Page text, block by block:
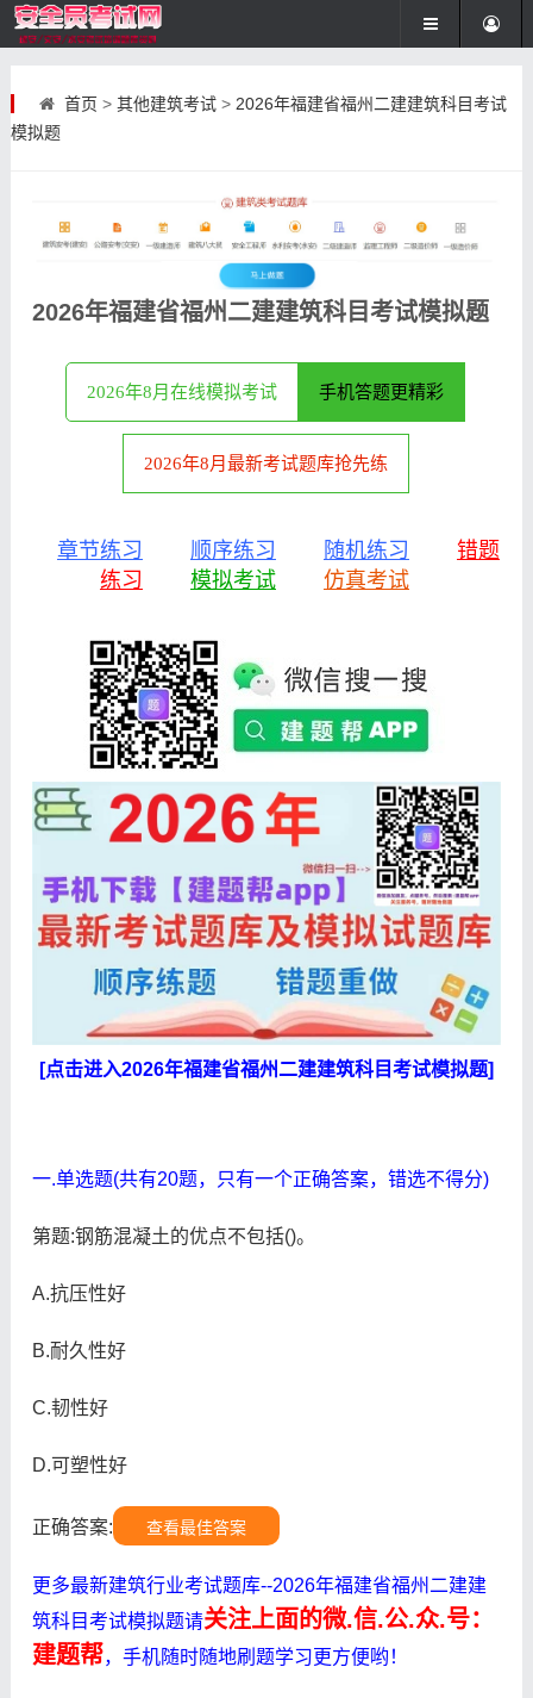
首页 > 其他建筑考试> 2026年福建省福州二建建筑科目考试
模拟题
2026年福建省福州二建建筑科目考试模拟题
2026年8月在线模拟考试 手机答题更精彩
2026年8月最新考试题库抢先练
章节练习 顺序练习 随机练习
错题
练习
模拟考试 仿真考试
[点击进入2026年福建省福州二建建筑科目考试模拟题]
一.单选题(共有20题，只有一个正确答案，错选不得分)
第题:钢筋混凝土的优点不包括()。
A.抗压性好
B.耐久性好
C.韧性好
D.可塑性好
正确答案: 查看最佳答案
更多最新建筑行业考试题库--2026年福建省福州二建建
筑科目考试模拟题请关注上面的微.信.公.众.号：
建题帮，手机随时随地刷题学习更方便哟！